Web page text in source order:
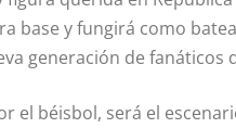
base y fungirá como
generación de fanáticos
el béisbol, será el